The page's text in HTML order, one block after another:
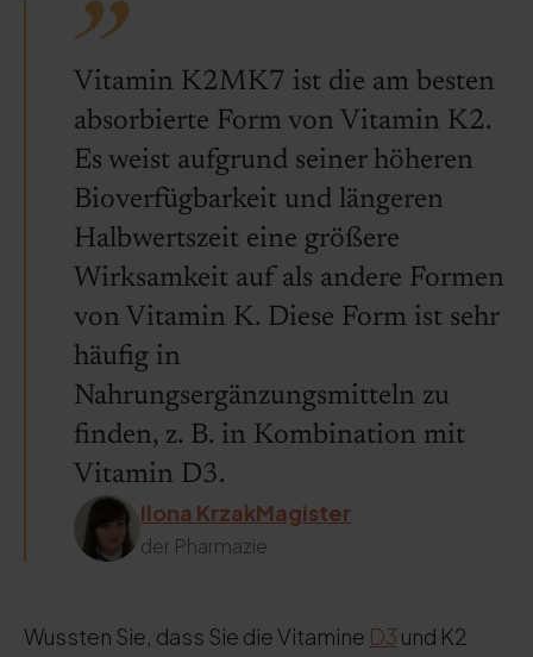
Vitamin K2MK7 ist die am besten
absorbierte Form von Vitamin K2.
Es weist aufgrund seiner höheren
Bioverfügbarkeit und längeren
Halbwertszeit eine größere
Wirksamkeit auf als andere Formen
von Vitamin K. Diese Form ist sehr
häufig in
Nahrungsergänzungsmitteln zu
finden, z. B. in Kombination mit
Vitamin D3.
Ilona KrzakMagister
der Pharmazie
Wussten Sie, dass Sie die Vitamine D3 und K2